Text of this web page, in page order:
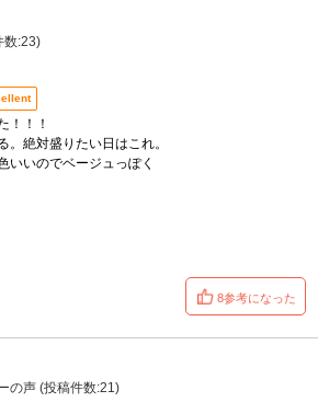
数:23)
！！！
。絶対盛りたい日はこれ。
いいのでベージュっぽく
8参考になった
の声 (投稿件数:21)